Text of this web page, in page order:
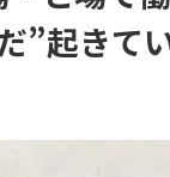
”起きて